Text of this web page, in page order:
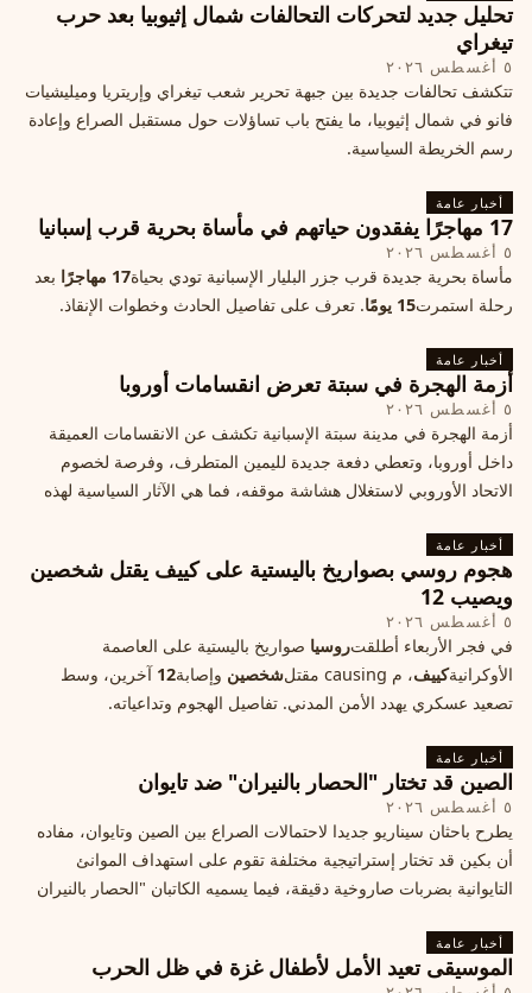
تحليل جديد لتحركات التحالفات شمال إثيوبيا بعد حرب
تيغراي
٥ أغسطس ٢٠٢٦
تتكشف تحالفات جديدة بين جبهة تحرير شعب تيغراي وإريتريا وميليشيات
فانو في شمال إثيوبيا، ما يفتح باب تساؤلات حول مستقبل الصراع وإعادة
رسم الخريطة السياسية.
أخبار عامة
17 مهاجرًا يفقدون حياتهم في مأساة بحرية قرب إسبانيا
٥ أغسطس ٢٠٢٦
مأساة بحرية جديدة قرب جزر البليار الإسبانية تودي بحياة17 مهاجرًا
بعد
رحلة استمرت15 يومًا . تعرف على تفاصيل الحادث وخطوات الإنقاذ.
أخبار عامة
أزمة الهجرة في سبتة تعرض انقسامات أوروبا
٥ أغسطس ٢٠٢٦
أزمة الهجرة في مدينة سبتة الإسبانية تكشف عن الانقسامات العميقة
داخل أوروبا، وتعطي دفعة جديدة لليمين المتطرف، وفرصة لخصوم
الاتحاد الأوروبي لاستغلال هشاشة موقفه، فما هي الآثار السياسية لهذه
أخبار عامة
هجوم روسي بصواريخ باليستية على كييف يقتل شخصين
ويصيب 12
٥ أغسطس ٢٠٢٦
في فجر الأربعاء أطلقتروسيا صواريخ باليستية على العاصمة
الأوكرانيةكييف، م causing مقتل شخصين وإصابة12 آخرين، وسط
تصعيد عسكري يهدد الأمن المدني. تفاصيل الهجوم وتداعياته.
أخبار عامة
الصين قد تختار "الحصار بالنيران" ضد تايوان
٥ أغسطس ٢٠٢٦
يطرح باحثان سيناريو جديدا لاحتمالات الصراع بين الصين وتايوان، مفاده
أن بكين قد تختار إستراتيجية مختلفة تقوم على استهداف الموانئ
التايوانية بضربات صاروخية دقيقة، فيما يسميه الكاتبان "الحصار بالنيران
أخبار عامة
الموسيقى تعيد الأمل لأطفال غزة في ظل الحرب